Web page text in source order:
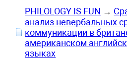
PHILOLOGY IS FUN →
анализ невербальных
коммуникации в
американском
языках